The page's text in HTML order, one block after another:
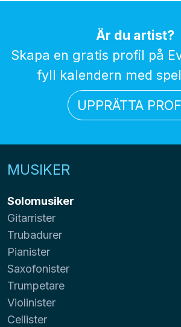
Är du artist?
Skapa en gratis profil på
fyll kalendern med
UPPRÄTTA
MUSIKER
Solomusiker
Gitarrister
Trubadurer
Pianister
Saxofonister
Trumpetare
Violinister
Cellister